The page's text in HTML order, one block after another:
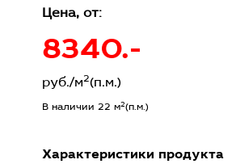
Цена, от:
8340.-
руб./м2(п.м.)
В наличии 22 м2(п.м.)
Характеристики продукта